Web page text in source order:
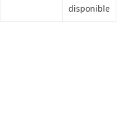
disponible